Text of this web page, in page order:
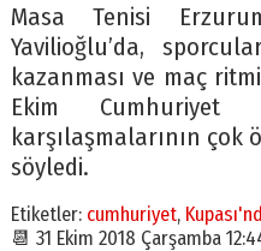
Masa Tenisi
Yavilioğlu’da,
kazanması ve maç
Ekim Cumhuriyet
karşılaşmalarının
söyledi.
Etiketler: cumhuriyet,
📆 31 Ekim 2018 Çarşamba